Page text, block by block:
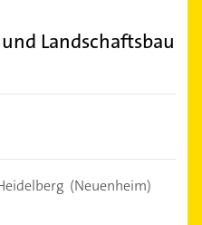
Landschaftsbau
(Neuenheim)